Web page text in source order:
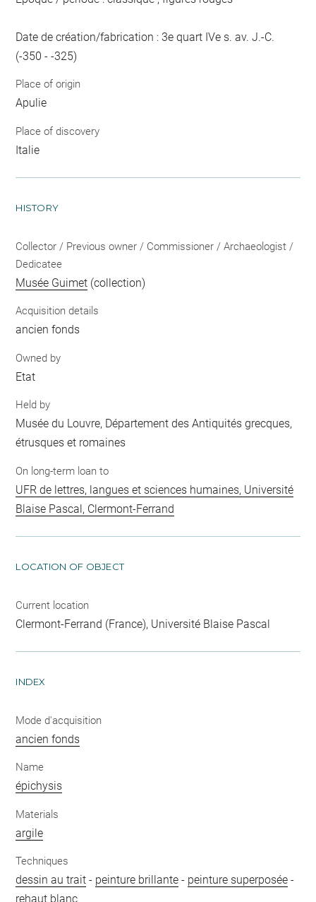
Date de création/fabrication : 3e quart IVe s. av. J.-C.
(-350 - -325)
Place of origin
Apulie
Place of discovery
Italie
HISTORY
Collector / Previous owner / Commissioner / Archaeologist /
Dedicatee
Musée Guimet (collection)
Acquisition details
ancien fonds
Owned by
Etat
Held by
Musée du Louvre, Département des Antiquités grecques,
étrusques et romaines
On long-term loan to
UFR de lettres, langues et sciences humaines, Université
Blaise Pascal, Clermont-Ferrand
LOCATION OF OBJECT
Current location
Clermont-Ferrand (France), Université Blaise Pascal
INDEX
Mode d'acquisition
ancien fonds
Name
épichysis
Materials
argile
Techniques
dessin au trait - peinture brillante - peinture superposée -
rehaut blanc